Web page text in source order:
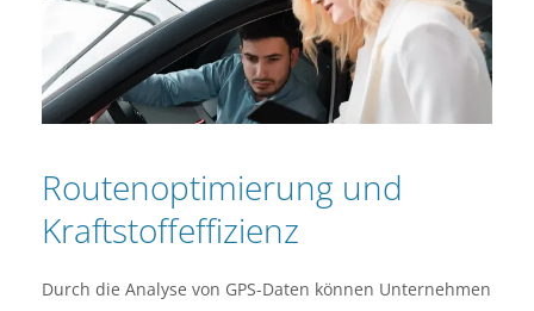
Routenoptimierung und
Kraftstoffeffizienz
Durch die Analyse von GPS-Daten können Unternehmen